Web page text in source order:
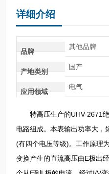
详细介绍
品牌
其他品牌
产地类别
国产
应用领域
电气
特高压生产的UHV-2671绝
电路组成。本表输出功率大，
(有四个电压等级)。工作原理
变换产生的直流高压由E极出